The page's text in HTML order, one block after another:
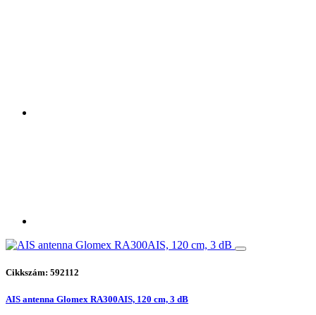
Cikkszám: 592112
AIS antenna Glomex RA300AIS, 120 cm, 3 dB